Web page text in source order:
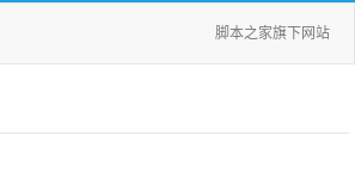
脚本之家旗下网站